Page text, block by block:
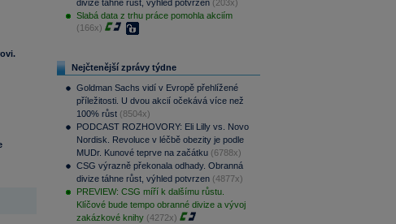
divize táhne růst, výhled potvrzen (203x)
Slabá data z trhu práce pomohla akciím
(166x)
Nejčtenější zprávy týdne
Goldman Sachs vidí v Evropě přehlížené
příležitosti. U dvou akcií očekává více než
100% růst (8504x)
PODCAST ROZHOVORY: Eli Lilly vs. Novo
Nordisk. Revoluce v léčbě obezity je podle
MUDr. Kunové teprve na začátku (6788x)
CSG výrazně překonala odhady. Obranná
divize táhne růst, výhled potvrzen (4877x)
PREVIEW: CSG míří k dalšímu růstu.
Klíčové bude tempo obranné divize a vývoj
zakázkové knihy (4272x)